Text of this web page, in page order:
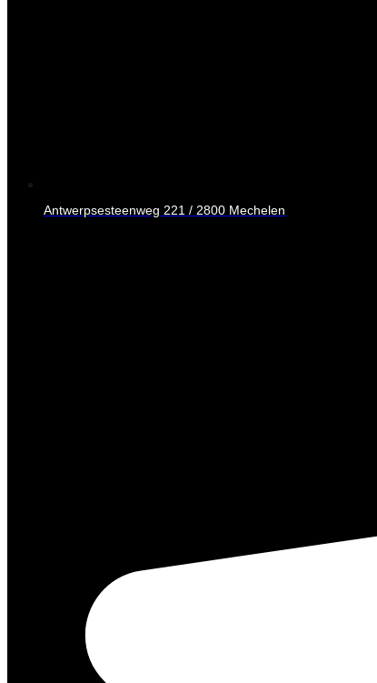
Antwerpsesteenweg 221 / 2800 Mechelen